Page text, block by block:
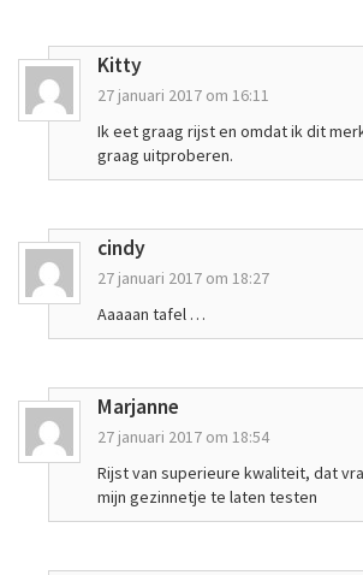
Kitty
27 januari 2017 om 16:11
Ik eet graag rijst en omdat ik dit
graag uitproberen.
cindy
27 januari 2017 om 18:27
Aaaaan tafel …
Marjanne
27 januari 2017 om 18:54
Rijst van superieure kwaliteit, dat
mijn gezinnetje te laten testen